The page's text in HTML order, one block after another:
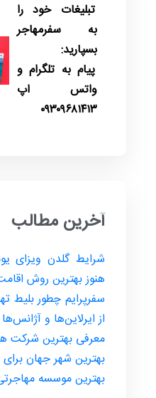
تبلیغات خود را
به سفرمهاجر
بسپارید:
پیام به تلگرام و
واتس اپ
۰۹۳۰۹۶۸۱۴۱۳
آخرین مطالب
شرایط گلدن ویزای
هنوز بهترین روش
سفرپرایم چطور بلیط
از ایرلاین‌ها و
معرفی بهترین شرکت
بهترین شهر جهان برای
بهترین موسسه